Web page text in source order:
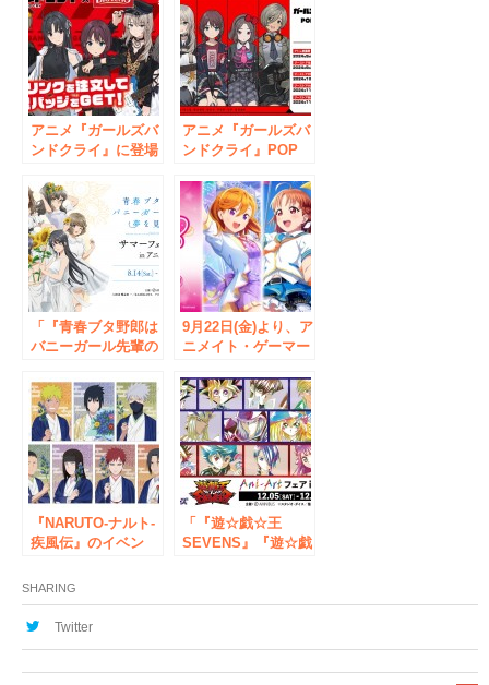
ン】の開催が決定！
ニメイト」の開催が
決定！
アニメ『ガールズバ
ンドクライ』に登場
グエコー」で店舗ジ
ャック！5店舗でコ
ラボ企画を実施
アニメ『ガールズバ
ンドクライ』POP
で開催！9/6(金)～
19(木)アトレ秋葉原
から巡回開始！【株
式会社コスパ】
「『青春ブタ野郎は
バニーガール先輩の
フェア 2021 in アニ
メイト」の開催が決
定！
9月22日(金)より、ア
ニメイト・ゲーマー
ブ！スクールアイド
ルフェスティバル2
MIRACLE LIVE! ハ
ーフアニバーサリー
フェア」を開催いた
します！
『NARUTO-ナルト-
疾風伝』のイベン
ナルト- 疾風伝』う
ちはサスケ バース
デーフェア in アニ
「『遊☆戯☆王
SEVENS』『遊☆戯
ェア in アニメイ
SHARING
Twitter